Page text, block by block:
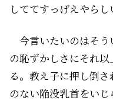
しててすっげえやらし
今言いたいのはそう
の恥ずかしさにそれ
る。教え子に押し倒
のない陥没乳首をい